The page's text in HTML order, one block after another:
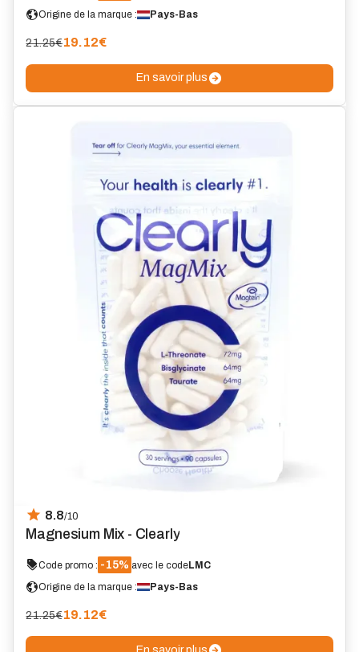
Origine de la marque :
Pays-Bas
21.25€19.12€
En savoir plus
8.8/10
Magnesium Mix - Clearly
Code promo : -15% avec le codeLMC
Origine de la marque :
Pays-Bas
21.25€19.12€